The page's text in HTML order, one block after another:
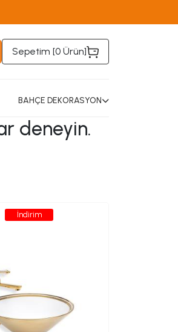
Sepetim [0 Ürün]
BAHÇE DEKORASYON
deneyin.
İndirim